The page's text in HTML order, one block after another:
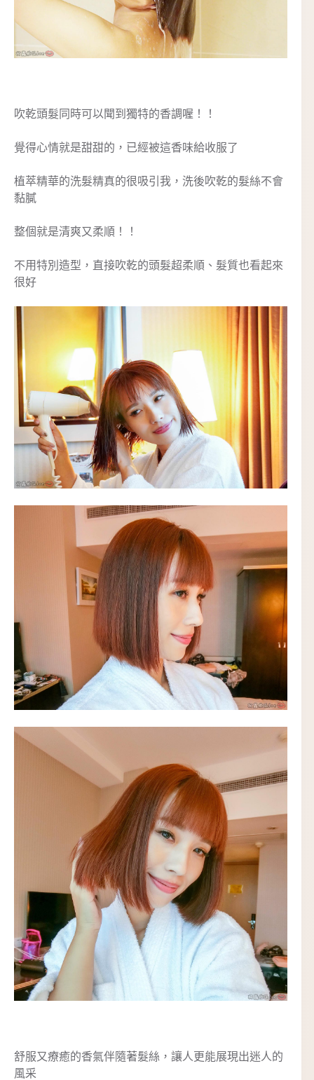
吹乾頭髮同時可以聞到獨特的香調喔！！
覺得心情就是甜甜的，已經被這香味給收服了
植萃精華的洗髮精真的很吸引我，洗後吹乾的髮絲不會
黏膩
整個就是清爽又柔順！！
不用特別造型，直接吹乾的頭髮超柔順、髮質也看起來
很好
舒服又療癒的香氣伴隨著髮絲，讓人更能展現出迷人的
風采